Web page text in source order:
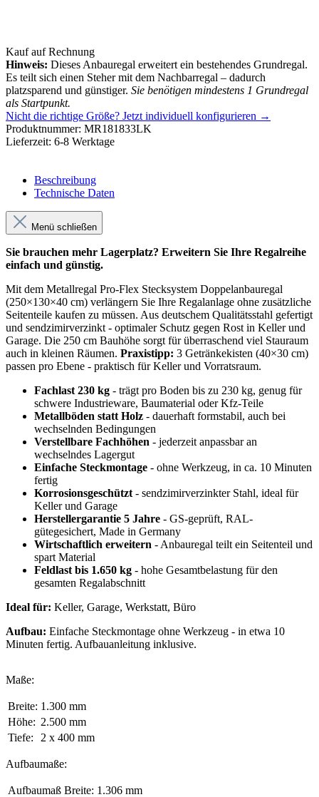
Kauf auf Rechnung
Hinweis: Dieses Anbauregal erweitert ein bestehendes Grundregal.
Es teilt sich einen Steher mit dem Nachbarregal – dadurch
platzsparend und günstiger. Sie benötigen mindestens 1 Grundregal
als Startpunkt.
Nicht die richtige Größe? Jetzt individuell konfigurieren →
Produktnummer: MR181833LK
Lieferzeit: 6-8 Werktage
Beschreibung
Technische Daten
Menü schließen
Sie brauchen mehr Lagerplatz? Erweitern Sie Ihre Regalreihe
einfach und günstig.
Mit dem Metallregal Pro-Flex Stecksystem Doppelanbauregal
(250×130×40 cm) verlängern Sie Ihre Regalanlage ohne zusätzliche
Seitenteile kaufen zu müssen. Aus deutschem Qualitätsstahl gefertigt
und sendzimirverzinkt - optimaler Schutz gegen Rost in Keller und
Garage. Die 250 cm Bauhöhe sorgt für überraschend viel Stauraum
auch in kleinen Räumen. Praxistipp: 3 Getränkekisten (40×30 cm)
passen pro Ebene - praktisch für Keller und Vorratsraum.
Fachlast 230 kg - trägt pro Boden bis zu 230 kg, genug für
schwere Industrieware, Baumaterial oder Kfz-Teile
Metallböden statt Holz - dauerhaft formstabil, auch bei
wechselnden Bedingungen
Verstellbare Fachhöhen - jederzeit anpassbar an
wechselndes Lagergut
Einfache Steckmontage - ohne Werkzeug, in ca. 10 Minuten
fertig
Korrosionsgeschützt- sendzimirverzinkter Stahl, ideal für
Keller und Garage
Herstellergarantie 5 Jahre - GS-geprüft, RAL-
gütegesichert, Made in Germany
Wirtschaftlich erweitern - Anbauregal teilt ein Seitenteil und
spart Material
Feldlast bis 1.650 kg - hohe Gesamtbelastung für den
gesamten Regalabschnitt
Ideal für: Keller, Garage, Werkstatt, Büro
Aufbau: Einfache Steckmontage ohne Werkzeug - in etwa 10
Minuten fertig. Aufbauanleitung inklusive.
Maße:
Breite: 1.300 mm
Höhe: 2.500 mm
Tiefe:
2 x 400 mm
Aufbaumaße:
Aufbaumaß Breite: 1.306 mm